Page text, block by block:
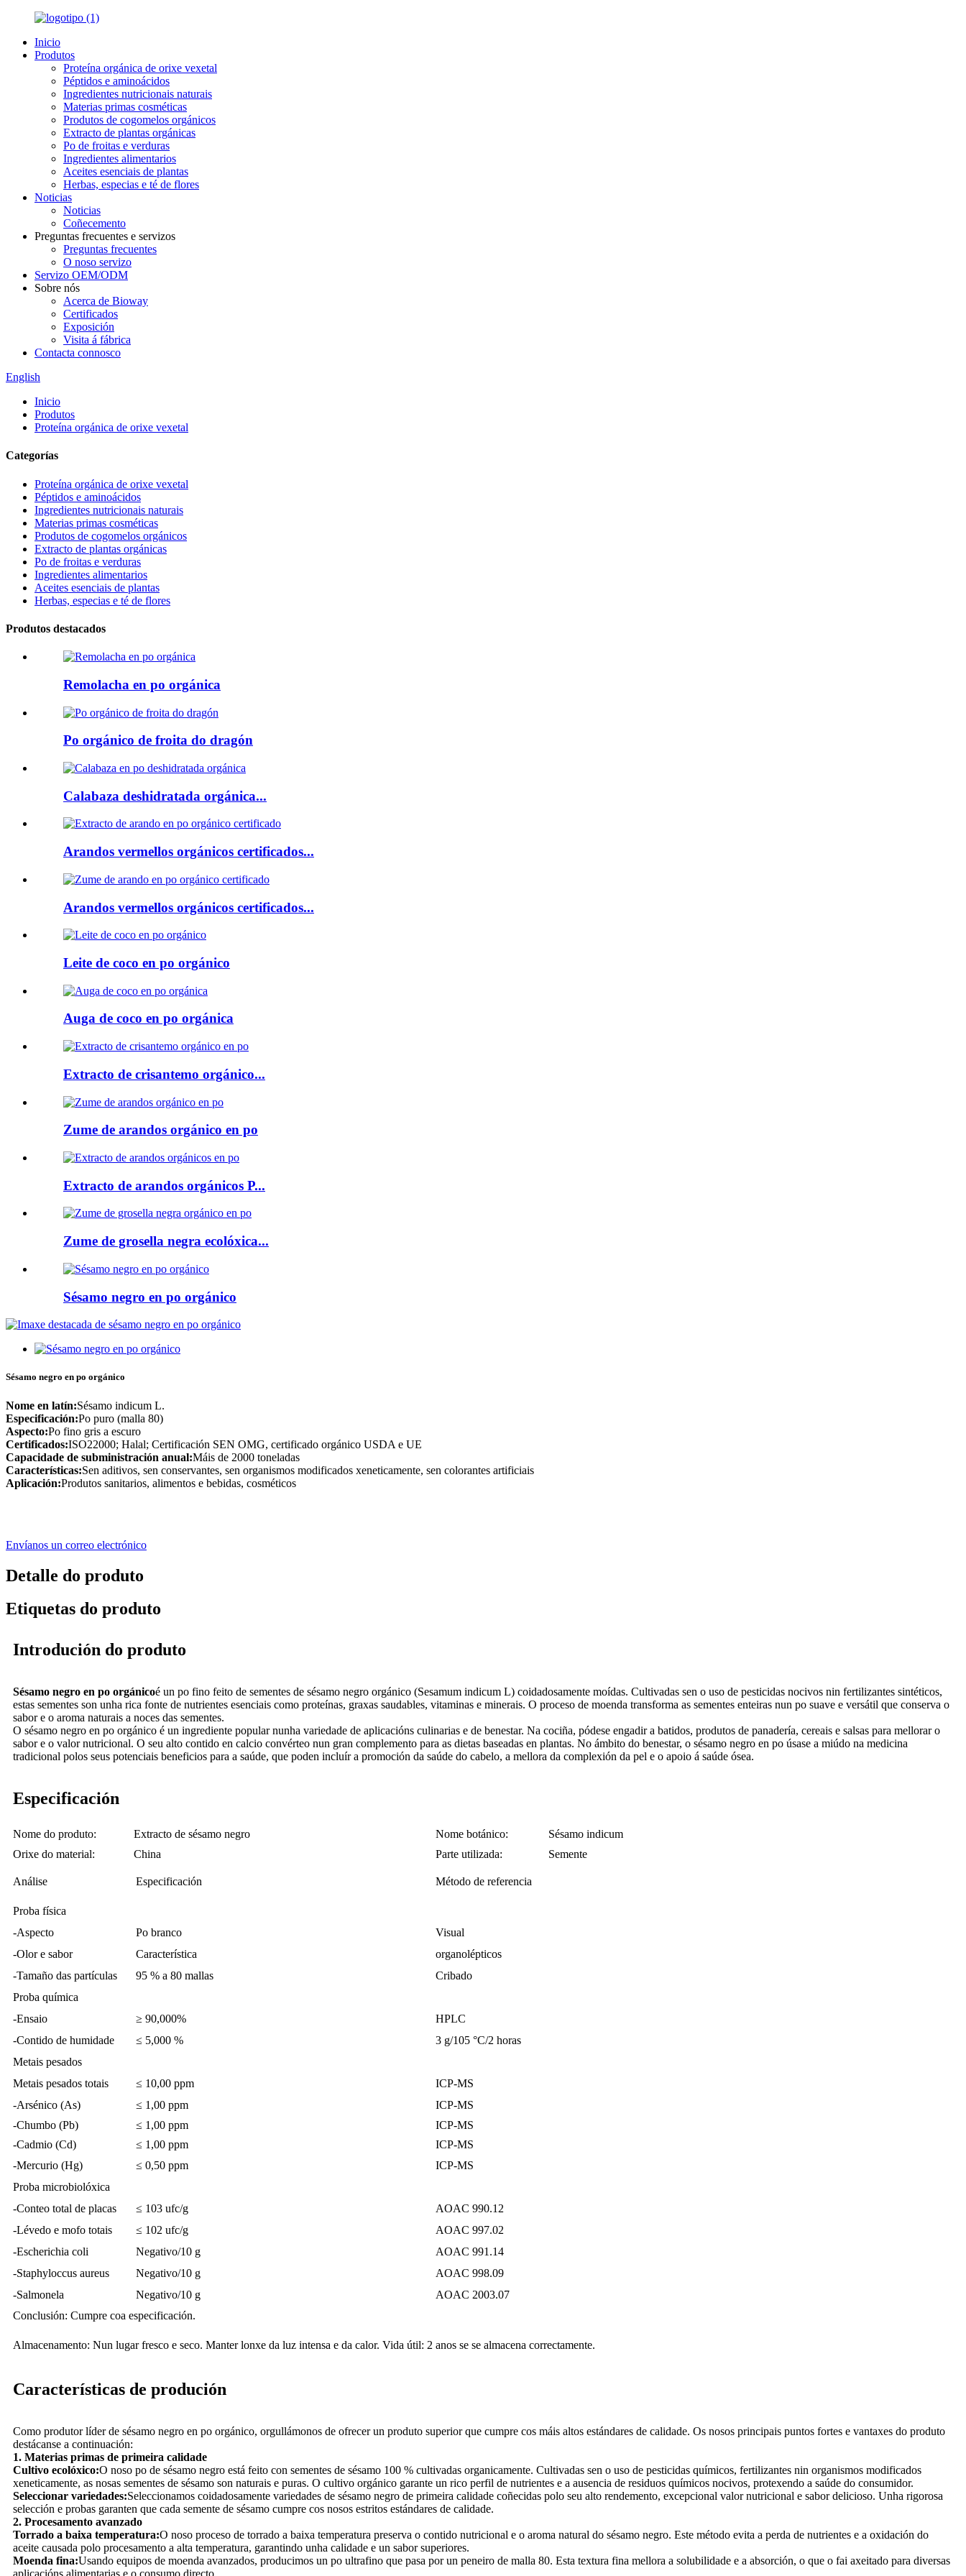
Inicio
Produtos
Proteína orgánica de orixe vexetal
Péptidos e aminoácidos
Ingredientes nutricionais naturais
Materias primas cosméticas
Produtos de cogomelos orgánicos
Extracto de plantas orgánicas
Po de froitas e verduras
Ingredientes alimentarios
Aceites esenciais de plantas
Herbas, especias e té de flores
Noticias
Noticias
Coñecemento
Preguntas frecuentes e servizos
Preguntas frecuentes
O noso servizo
Servizo OEM/ODM
Sobre nós
Acerca de Bioway
Certificados
Exposición
Visita á fábrica
Contacta connosco
English
Inicio
Produtos
Proteína orgánica de orixe vexetal
Categorías
Proteína orgánica de orixe vexetal
Péptidos e aminoácidos
Ingredientes nutricionais naturais
Materias primas cosméticas
Produtos de cogomelos orgánicos
Extracto de plantas orgánicas
Po de froitas e verduras
Ingredientes alimentarios
Aceites esenciais de plantas
Herbas, especias e té de flores
Produtos destacados
Remolacha en po orgánica
Po orgánico de froita do dragón
Calabaza deshidratada orgánica...
Arandos vermellos orgánicos certificados...
Arandos vermellos orgánicos certificados...
Leite de coco en po orgánico
Auga de coco en po orgánica
Extracto de crisantemo orgánico...
Zume de arandos orgánico en po
Extracto de arandos orgánicos P...
Zume de grosella negra ecolóxica...
Sésamo negro en po orgánico
Sésamo negro en po orgánico
Nome en latín:Sésamo indicum L.
Especificación:Po puro (malla 80)
Aspecto:Po fino gris a escuro
Certificados:ISO22000; Halal; Certificación SEN OMG, certificado orgánico USDA e UE
Capacidade de subministración anual:Máis de 2000 toneladas
Características:Sen aditivos, sen conservantes, sen organismos modificados xeneticamente, sen colorantes artificiais
Aplicación:Produtos sanitarios, alimentos e bebidas, cosméticos
Envíanos un correo electrónico
Detalle do produto
Etiquetas do produto
Introdución do produto
Sésamo negro en po orgánicoé un po fino feito de sementes de sésamo negro orgánico (Sesamum indicum L) coidadosamente moídas. Cultivadas sen o uso de pesticidas nocivos nin fertilizantes sintéticos,
estas sementes son unha rica fonte de nutrientes esenciais como proteínas, graxas saudables, vitaminas e minerais. O proceso de moenda transforma as sementes enteiras nun po suave e versátil que conserva o
sabor e o aroma naturais a noces das sementes.
O sésamo negro en po orgánico é un ingrediente popular nunha variedade de aplicacións culinarias e de benestar. Na cociña, pódese engadir a batidos, produtos de panadería, cereais e salsas para mellorar o
sabor e o valor nutricional. O seu alto contido en calcio convérteo nun gran complemento para as dietas baseadas en plantas. No ámbito do benestar, o sésamo negro en po úsase a miúdo na medicina
tradicional polos seus potenciais beneficios para a saúde, que poden incluír a promoción da saúde do cabelo, a mellora da complexión da pel e o apoio á saúde ósea.
Especificación
Nome do produto: Extracto de sésamo negro Nome botánico:
Sésamo indicum
Orixe do material:
China Parte utilizada: Semente
Análise Especificación Método de referencia
Proba física
-Aspecto
Po branco
Visual
-Olor e sabor
Característica
organolépticos
-Tamaño das partículas
95 % a 80 mallas
Cribado
Proba química
-Ensaio
≥ 90,000%
HPLC
-Contido de humidade
≤ 5,000 %
3 g/105 °C/2 horas
Metais pesados
Metais pesados ​​totais
≤ 10,00 ppm
ICP-MS
-Arsénico (As)
≤ 1,00 ppm
ICP-MS
-Chumbo (Pb)
≤ 1,00 ppm
ICP-MS
-Cadmio (Cd)
≤ 1,00 ppm
ICP-MS
-Mercurio (Hg)
≤ 0,50 ppm
ICP-MS
Proba microbiolóxica
-Conteo total de placas
≤ 103 ufc/g
AOAC 990.12
-Lévedo e mofo totais
≤ 102 ufc/g
AOAC 997.02
-Escherichia coli
Negativo/10 g
AOAC 991.14
-Staphyloccus aureus
Negativo/10 g
AOAC 998.09
-Salmonela
Negativo/10 g
AOAC 2003.07
Conclusión: Cumpre coa especificación.
Almacenamento: Nun lugar fresco e seco. Manter lonxe da luz intensa e da calor. Vida útil: 2 anos se se almacena correctamente.
Características de produción
Como produtor líder de sésamo negro en po orgánico, orgullámonos de ofrecer un produto superior que cumpre cos máis altos estándares de calidade. Os nosos principais puntos fortes e vantaxes do produto
destácanse a continuación:
1. Materias primas de primeira calidade
Cultivo ecolóxico:O noso po de sésamo negro está feito con sementes de sésamo 100 % cultivadas organicamente. Cultivadas sen o uso de pesticidas químicos, fertilizantes nin organismos modificados
xeneticamente, as nosas sementes de sésamo son naturais e puras. O cultivo orgánico garante un rico perfil de nutrientes e a ausencia de residuos químicos nocivos, protexendo a saúde do consumidor.
Seleccionar variedades:Seleccionamos coidadosamente variedades de sésamo negro de primeira calidade coñecidas polo seu alto rendemento, excepcional valor nutricional e sabor delicioso. Unha rigorosa
selección e probas garanten que cada semente de sésamo cumpre cos nosos estritos estándares de calidade.
2. Procesamento avanzado
Torrado a baixa temperatura:O noso proceso de torrado a baixa temperatura preserva o contido nutricional e o aroma natural do sésamo negro. Este método evita a perda de nutrientes e a oxidación do
aceite causada polo procesamento a alta temperatura, garantindo unha calidade e un sabor superiores.
Moenda fina:Usando equipos de moenda avanzados, producimos un po ultrafino que pasa por un peneiro de malla 80. Esta textura fina mellora a solubilidade e a absorción, o que o fai axeitado para diversas